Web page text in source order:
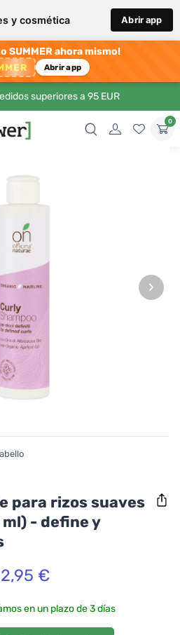
y cosmética Abrir app
SUMMER ahora mismo!
Abrir app
superiores a 95 EUR
0
›
para rizos suaves
- define y
€
en un plazo de 3 días